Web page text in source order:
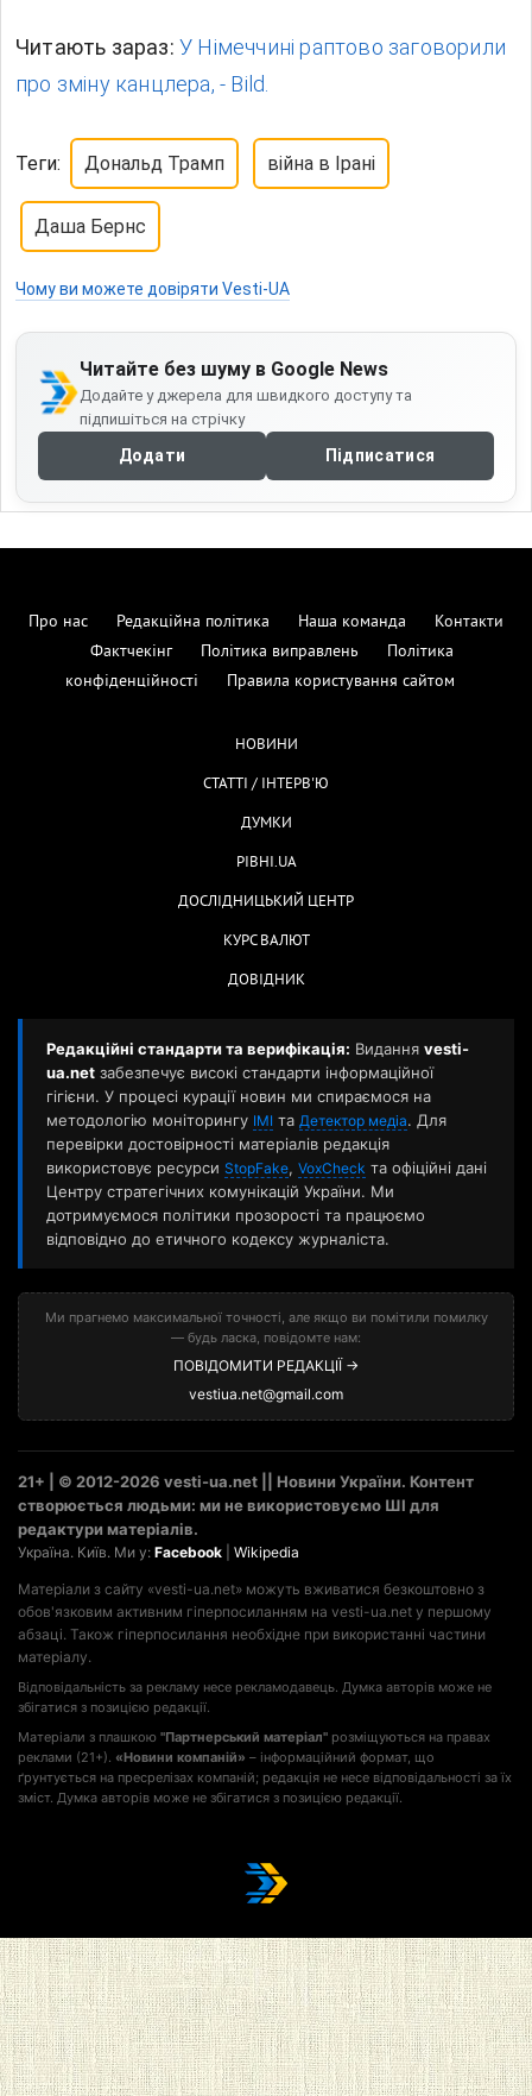
Читають зараз: У Німеччині раптово заговорили
про зміну канцлера, - Bild.
Теги: Дональд Трамп війна в Ірані
Даша Бернс
Чому ви можете довіряти Vesti-UA
Читайте без шуму в Google News
Додайте у джерела для швидкого доступу та
підпишіться на стрічку
Додати Підписатися
Про нас Редакційна політика Наша команда
Контакти
Фактчекінг
Політика виправлень
Політика
конфіденційності
Правила користування сайтом
НОВИНИ
СТАТТІ / ІНТЕРВ'Ю
ДУМКИ
РІВНІ.UA
ДОСЛІДНИЦЬКИЙ ЦЕНТР
КУРС ВАЛЮТ
ДОВІДНИК
Редакційні стандарти та верифікація: Видання vesti-
ua.net забезпечує високі стандарти інформаційної
гігієни. У процесі курації новин ми спираємося на
методологію моніторингу ІМІ та Детектор медіа. Для
перевірки достовірності матеріалів редакція
використовує ресурси StopFake, VoxCheck та офіційні дані
Центру стратегічних комунікацій України. Ми
дотримуємося політики прозорості та працюємо
відповідно до етичного кодексу журналіста.
Ми прагнемо максимальної точності, але якщо ви помітили помилку
— будь ласка, повідомте нам:
ПОВІДОМИТИ РЕДАКЦІЇ →
vestiua.net@gmail.com
21+ | © 2012-2026 vesti-ua.net || Новини України. Контент
створюється людьми: ми не використовуємо ШІ для
редактури матеріалів.
Україна. Київ. Ми у: Facebook Wikipedia
Матеріали з сайту «vesti-ua.net» можуть вживатися безкоштовно з
обов'язковим активним гіперпосиланням на vesti-ua.net у першому
абзаці. Також гіперпосилання необхідне при використанні частини
матеріалу.
Відповідальність за рекламу несе рекламодавець. Думка авторів може не
збігатися з позицією редакції.
Матеріали з плашкою "Партнерський матеріал" розміщуються на правах
реклами (21+). «Новини компаній» – інформаційний формат, що
ґрунтується на пресрелізах компаній; редакція не несе відповідальності за їх
зміст. Думка авторів може не збігатися з позицією редакції.